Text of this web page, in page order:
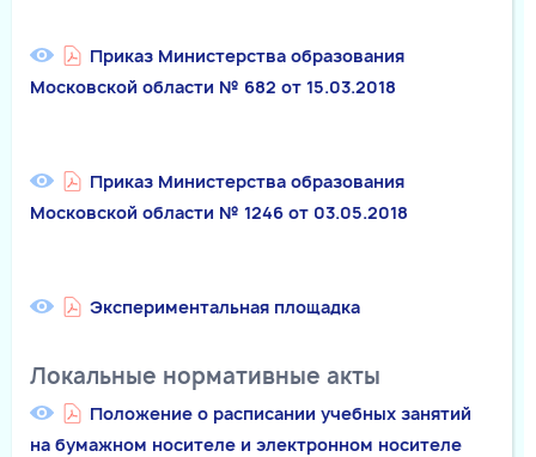
Приказ Министерства образования
Московской области № 682 от 15.03.2018
Приказ Министерства образования
Московской области № 1246 от 03.05.2018
Экспериментальная площадка
Локальные нормативные акты
Положение о расписании учебных занятий
на бумажном носителе и электронном носителе